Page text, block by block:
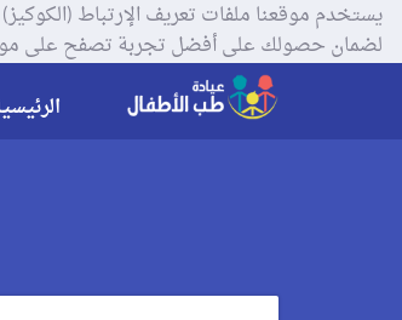
لضمان حصولك على أفضل تجربة تصفح على